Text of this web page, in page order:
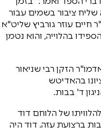
ציבור בשמים עבור
חיים עוזר גורביץ שליט"א
בהלוייה, והוא נטמן
הזקן רבי שניאור
בהאדיטש
ד' בבות.
של הלוחם דוד
ברצועת עזה. דוד היה